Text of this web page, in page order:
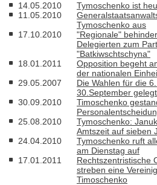
14.05.2010
Tymoschenko ist
11.05.2010
Tymoschenko aus
17.10.2010
"Regionale"
Delegierten zum
"Batkiwschtschyna"
18.01.2011
Opposition begeht
der nationalen
29.05.2007
Die Wahlen für die
30.September gelegt
30.09.2010
Timoschenko
25.08.2010
Tymoschenko:
Amtszeit auf sieben
24.04.2010
Tymoschenko ruft
am Dienstag auf
17.01.2011
Rechtszentristische
streben eine
Timoschenko